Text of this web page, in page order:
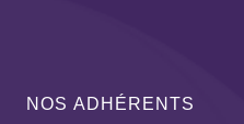
NOS ADHÉRENTS